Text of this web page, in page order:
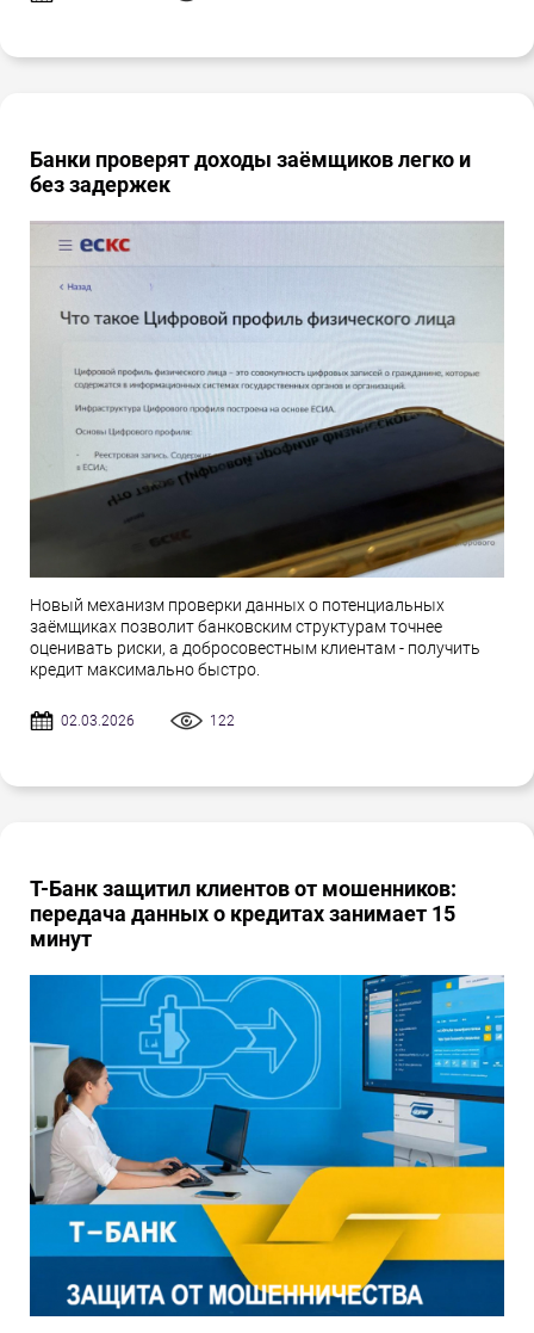
Банки проверят доходы заёмщиков легко и
без задержек
Новый механизм проверки данных о потенциальных
заёмщиках позволит банковским структурам точнее
оценивать риски, а добросовестным клиентам - получить
кредит максимально быстро.
02.03.2026 122
Т-Банк защитил клиентов от мошенников:
передача данных о кредитах занимает 15
минут